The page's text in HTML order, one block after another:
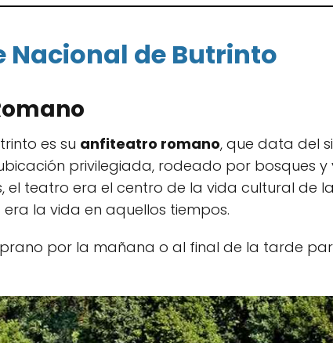
Nacional de Butrinto
es su anfiteatro romano, que data del
privilegiada, rodeado por bosques y
teatro era el centro de la vida cultural de
la vida en aquellos tiempos.
por la mañana o al final de la tarde